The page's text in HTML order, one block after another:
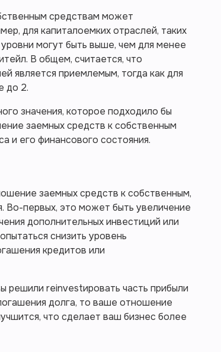
средствам может
для капиталоемких отраслей, таких
могут быть выше, чем для менее
В общем, считается, что
является приемлемым, тогда как для
до 2.
значения, которое подходило бы
заемных средств к собственным
и его финансового состояния.
заемных средств к собственным,
Во-первых, это может быть увеличение
дополнительных инвестиций или
снизить уровень
кредитов или
решили reinvestировать часть прибыли
долга, то ваше отношение
что сделает ваш бизнес более